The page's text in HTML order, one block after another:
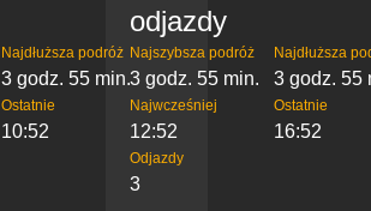
Najdłuższa podróż
3 godz. 55 min.
Ostatnie
10:52
odjazdy
Najszybsza podróż
3 godz. 55 min.
Najdłuższa
3 godz. 55
Najwcześniej
12:52
Ostatnie
16:52
Odjazdy
3